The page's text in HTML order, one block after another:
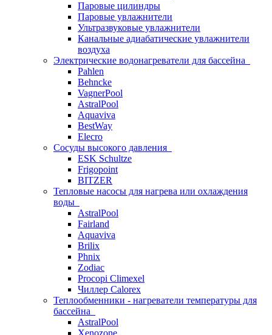
Паровые цилиндры
Паровые увлажнители
Ультразвуковые увлажнители
Канальные адиабатические увлажнители
воздуха
Электрические водонагреватели для бассейна
Pahlen
Behncke
VagnerPool
AstralPool
Aquaviva
BestWay
Elecro
Сосуды высокого давления
ESK Schultze
Frigopoint
BITZER
Тепловые насосы для нагрева или охлаждения
воды
AstralPool
Fairland
Aquaviva
Brilix
Phnix
Zodiac
Procopi Climexel
Чиллер Calorex
Теплообменники - нагреватели температуры для
бассейна
AstralPool
Xenozone